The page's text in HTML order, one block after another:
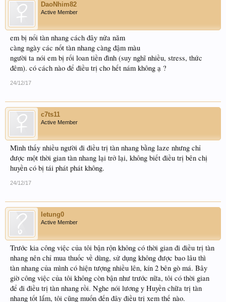
DaoNhim82
Active Member
em bị nổi tàn nhang cách đây nửa năm
càng ngày các nốt tàn nhang càng đậm màu
người ta nói em bị rối loan tiền đình (suy nghĩ nhiều, stress, thức
đêm). có cách nào để điều trị cho hết nám không ạ ?
24/12/17
c7ts11
Active Member
Mình thấy nhiều người đi điều trị tàn nhang bằng laze nhưng chỉ
được một thời gian tàn nhang lại trở lại, không biết điều trị bên chị
huyền có bị tái phát phát không.
24/12/17
letung0
Active Member
Trước kia công việc của tôi bận rộn không có thời gian đi điều trị tàn
nhang nên chỉ mua thuốc về dùng, sử dụng không được bao lâu thì
tàn nhang của mình có hiện tượng nhiều lên, kín 2 bên gò má. Bây
giờ công việc của tôi không còn bận như trước nữa, tôi có thời gian
để đi điều trị tàn nhang rồi. Nghe nói lương y Huyền chữa trị tàn
nhang tốt lắm, tôi cũng muốn đến đây điều trị xem thế nào.